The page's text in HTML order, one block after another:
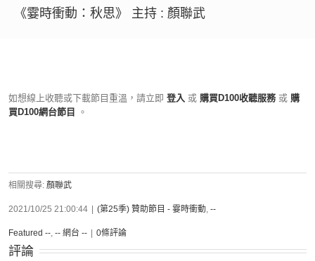
《霎時衝動：秋思》 主持 : 顏聯武
如想線上收聽或下載節目重溫，請立即 登入 或 購買D100收聽服務 或 購
買D100網台節目
。
相關搜尋: 顏聯武
2021/10/25 21:00:44 (第25季) 贊助節目 - 霎時衝動, --
Featured --, -- 網台 -- 0條評論
評論